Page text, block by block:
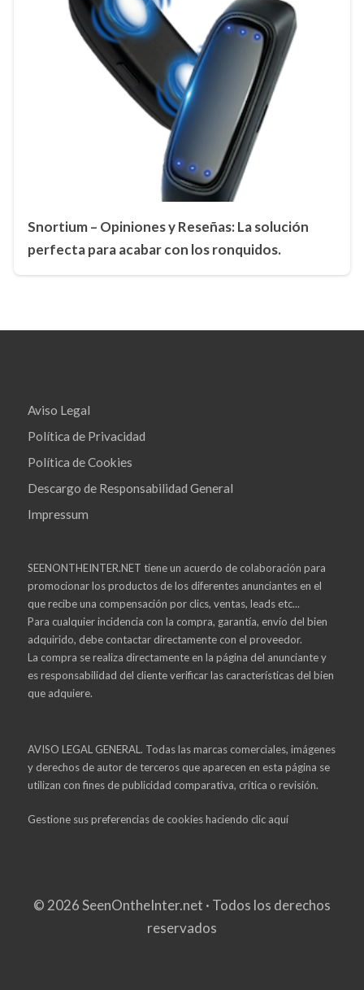
Snortium – Opiniones y Reseñas: La solución
perfecta para acabar con los ronquidos.
Aviso Legal
Política de Privacidad
Política de Cookies
Descargo de Responsabilidad General
Impressum
SEENONTHEINTER.NET tiene un acuerdo de colaboración para
promocionar los productos de los diferentes anunciantes en el
que recibe una compensación por clics, ventas, leads etc...
Para cualquier incidencia con la compra, garantía, envío del bien
adquirido, debe contactar directamente con el proveedor.
La compra se realiza directamente en la página del anunciante y
es responsabilidad del cliente verificar las características del bien
que adquiere.
AVISO LEGAL GENERAL. Todas las marcas comerciales, imágenes
y derechos de autor de terceros que aparecen en esta página se
utilizan con fines de publicidad comparativa, crítica o revisión.
Gestione sus preferencias de cookies haciendo clic aquí
© 2026 SeenOntheInter.net · Todos los derechos
reservados